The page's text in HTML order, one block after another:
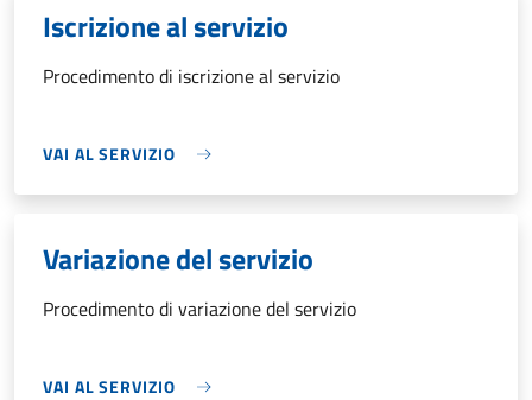
Iscrizione al servizio
Procedimento di iscrizione al servizio
VAI AL SERVIZIO
Variazione del servizio
Procedimento di variazione del servizio
VAI AL SERVIZIO